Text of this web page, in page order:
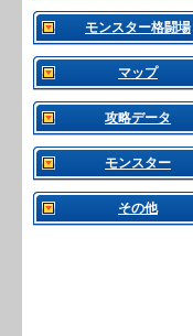
モンスター格闘場
マップ
攻略データ
モンスター
その他